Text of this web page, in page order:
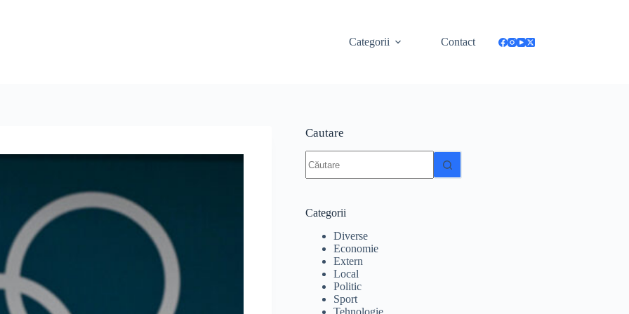
Categorii
Contact
Cautare
rezultat
Categorii
Diverse
Economie
Extern
Local
Politic
Sport
Tehnologie